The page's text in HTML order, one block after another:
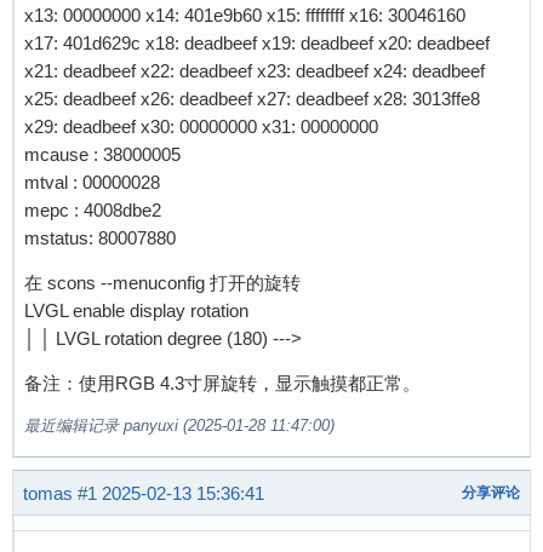
x13: 00000000 x14: 401e9b60 x15: ffffffff x16: 30046160
x17: 401d629c x18: deadbeef x19: deadbeef x20: deadbeef
x21: deadbeef x22: deadbeef x23: deadbeef x24: deadbeef
x25: deadbeef x26: deadbeef x27: deadbeef x28: 3013ffe8
x29: deadbeef x30: 00000000 x31: 00000000
mcause : 38000005
mtval : 00000028
mepc : 4008dbe2
mstatus: 80007880
在 scons --menuconfig 打开的旋转
LVGL enable display rotation
│ │ LVGL rotation degree (180) --->
备注：使用RGB 4.3寸屏旋转，显示触摸都正常。
最近编辑记录 panyuxi (2025-01-28 11:47:00)
tomas #1 2025-02-13 15:36:41 分享评论